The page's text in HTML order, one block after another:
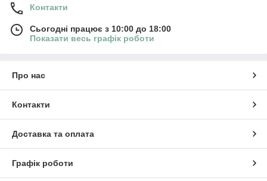
Контакти
Сьогодні працює з 10:00 до 18:00
Показати весь графік роботи
Про нас
Контакти
Доставка та оплата
Графік роботи